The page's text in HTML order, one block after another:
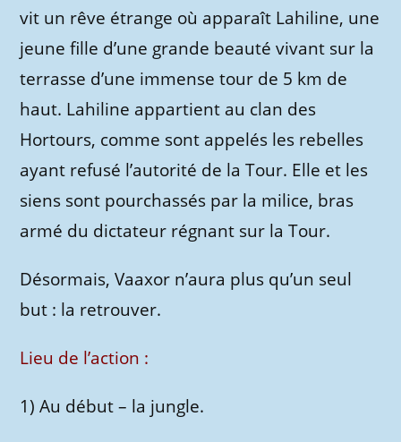
vit un rêve étrange où apparaît Lahiline, une
jeune fille d’une grande beauté vivant sur la
terrasse d’une immense tour de 5 km de
haut. Lahiline appartient au clan des
Hortours, comme sont appelés les rebelles
ayant refusé l’autorité de la Tour. Elle et les
siens sont pourchassés par la milice, bras
armé du dictateur régnant sur la Tour.
Désormais, Vaaxor n’aura plus qu’un seul
but : la retrouver.
Lieu de l’action :
1) Au début – la jungle.